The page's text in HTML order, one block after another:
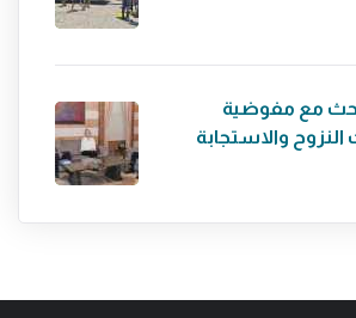
مع مفوضية
النزوح والاستجابة